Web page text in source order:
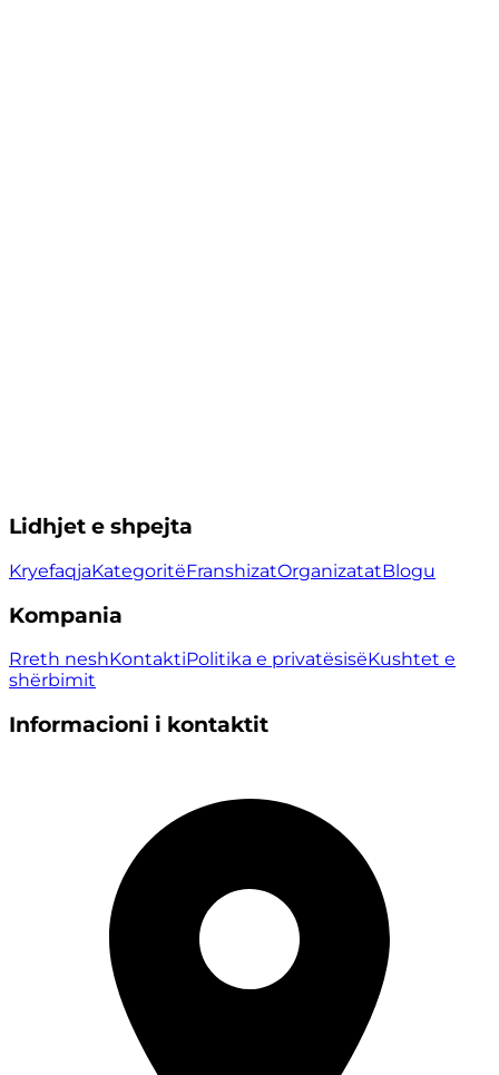
Lidhjet e shpejta
KryefaqjaKategoritëFranshizatOrganizatatBlogu
Kompania
Rreth neshKontaktiPolitika e privatësisëKushtet e
shërbimit
Informacioni i kontaktit